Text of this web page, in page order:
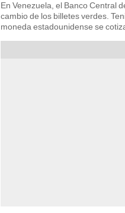
En Venezuela, el Banco Central
cambio de los billetes verdes.
moneda estadounidense se